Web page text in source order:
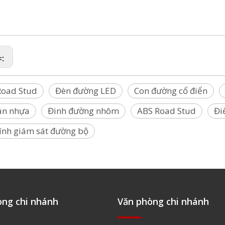
Stud Đèn đường LED
Con đường cổ điển
nhựa
Đinh đường nhôm ABS Road Stud
giám sát đường bộ
chi nhánh Văn phòng chi nhánh